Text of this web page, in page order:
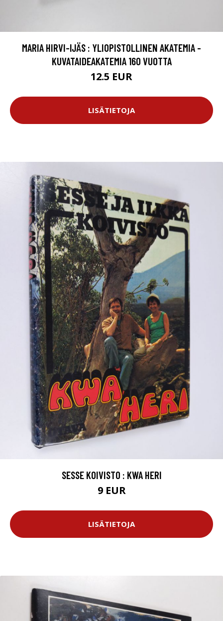
MARIA HIRVI-IJÄS : YLIOPISTOLLINEN AKATEMIA -
KUVATAIDEAKATEMIA 160 VUOTTA
12.5 EUR
LISÄTIETOJA
SESSE KOIVISTO : KWA HERI
9 EUR
LISÄTIETOJA